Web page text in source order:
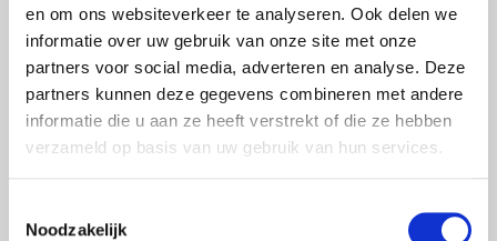
en om ons websiteverkeer te analyseren. Ook delen we
informatie over uw gebruik van onze site met onze
partners voor social media, adverteren en analyse. Deze
partners kunnen deze gegevens combineren met andere
informatie die u aan ze heeft verstrekt of die ze hebben
verzameld op basis van uw gebruik van hun services.
Noodzakelijk
Artikel nr. 30318
Let op: door de opbouw van de rolsteiger met een europen zijn er
voor basis doorloopframes, doorloopframes en adapterframes
linkse en rechtse frames te verkrijgen, houd hier rekening mee bij
het bestellen. Bij twijfel kunt u altijd bellen of mailen.